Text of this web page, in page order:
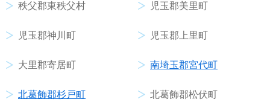
秩父郡東秩父村 児玉郡美里町
児玉郡神川町 児玉郡上里町
大里郡寄居町 南埼玉郡宮代町
北葛飾郡杉戸町 北葛飾郡松伏町